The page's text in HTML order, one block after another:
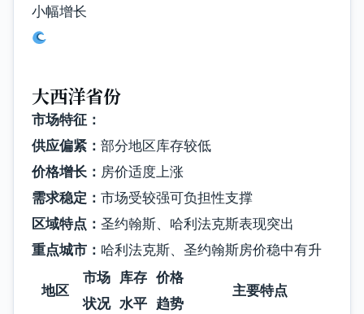
小幅增长
大西洋省份
市场特征：
供应偏紧： 部分地区库存较低
价格增长： 房价适度上涨
需求稳定： 市场受较强可负担性支撑
区域特点： 圣约翰斯、哈利法克斯表现突出
重点城市： 哈利法克斯、圣约翰斯房价稳中有升
地区
市场
状况
库存
水平
价格
趋势
主要特点